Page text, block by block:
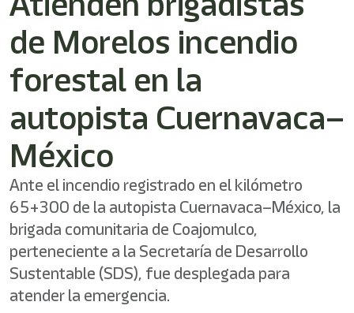
Este
acceso
directo
lector
de
pantalla
para
ayudarle
navegar
interactuar
con
contenido.
de Morelos incendio
forestal en la
autopista Cuernavaca–
México
Ante el incendio registrado en el kilómetro
65+300 de la autopista Cuernavaca–México, la
brigada comunitaria de Coajomulco,
perteneciente a la Secretaría de Desarrollo
Sustentable (SDS), fue desplegada para
atender la emergencia.